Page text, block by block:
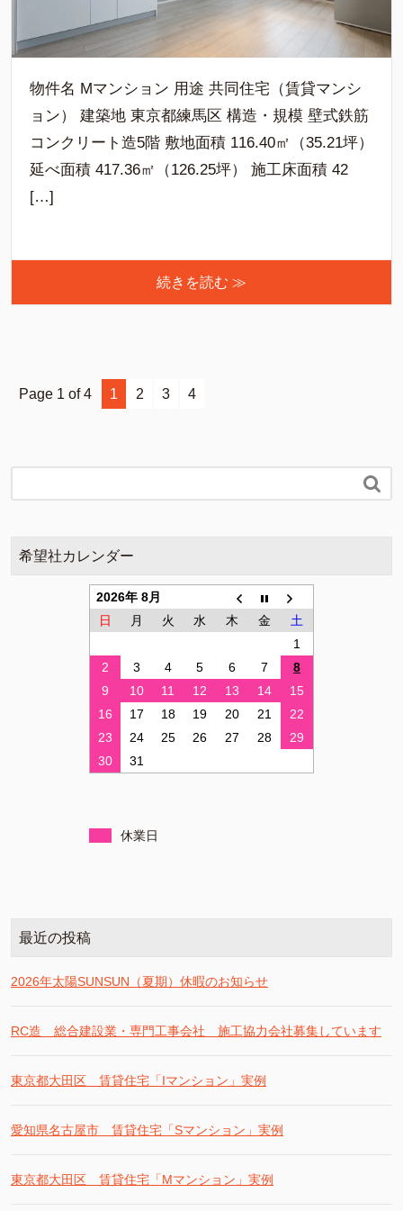
物件名 Мマンション 用途 共同住宅（賃貸マンシ
ョン） 建築地 東京都練馬区 構造・規模 壁式鉄筋
コンクリート造5階 敷地面積 116.40㎡（35.21坪）
延べ面積 417.36㎡（126.25坪） 施工床面積 42
[…]
続きを読む ≫
Page 1 of 4 1 2 3 4

希望社カレンダー
2026年 8月
日
月 火 水 木 金
土
1
2
3 4 5 6 7
8
9
10 11 12 13 14
15
16
17 18 19 20 21
22
23
24 25 26 27 28
29
30
31
休業日
最近の投稿
2026年太陽SUNSUN（夏期）休暇のお知らせ
RC造 総合建設業・専門工事会社 施工協力会社募集しています
東京都大田区 賃貸住宅「Iマンション」実例
愛知県名古屋市 賃貸住宅「Sマンション」実例
東京都大田区 賃貸住宅「Mマンション」実例